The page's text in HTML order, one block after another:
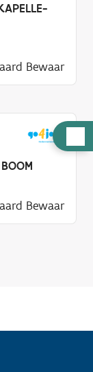
u
n
o
Bewaar
BOOM
Bewaar